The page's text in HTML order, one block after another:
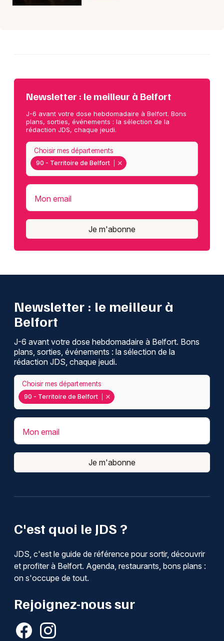
Newsletter : le meilleur à Belfort
J-6 avant votre dose hebdomadaire à Belfort. Bons
plans, sorties, événements : la sélection de la
rédaction JDS, chaque jeudi.
90 - Territoire de Belfort
Choisir mes départements
Mon email
Je m'abonne
C'est quoi le JDS ?
JDS, c'est le guide de référence pour sortir, découvrir
et profiter à Belfort. Agenda, restaurants, bons plans :
on s'occupe de tout.
Rejoignez-nous sur
Newsletter : le meilleur à
Belfort
J-6 avant votre dose hebdomadaire à Belfort. Bons
plans, sorties, événements : la sélection de la
rédaction JDS, chaque jeudi.
90 - Territoire de Belfort
Choisir mes départements
Mon email
Je m'abonne